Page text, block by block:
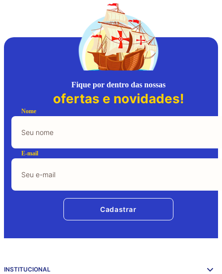
Fique por dentro das nossas
ofertas e novidades!
Nome
E-mail
Cadastrar
INSTITUCIONAL